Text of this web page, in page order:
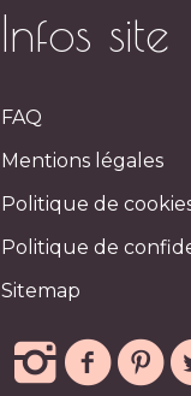
Infos site
FAQ
Mentions légales
Politique de
Politique de
Sitemap